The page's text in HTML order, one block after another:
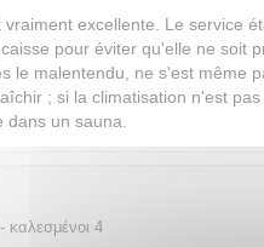
excellente. Le service
pour éviter qu'elle ne soit
le malentendu, ne s'est même
; si la climatisation n'est
un sauna.
καλεσμένοι 4